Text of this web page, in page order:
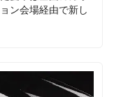
ン会場経由で新し